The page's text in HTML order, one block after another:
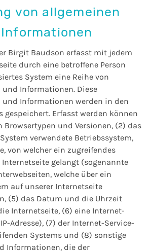
von allgemeinen
Birgit Baudson erfasst mit jedem
durch eine betroffene Person
System eine Reihe von
und Informationen. Diese
und Informationen werden in den
gespeichert. Erfasst werden können
Browsertypen und Versionen, (2) das
verwendete Betriebssystem,
von welcher ein zugreifendes
Internetseite gelangt (sogenannte
welche über ein
auf unserer Internetseite
(5) das Datum und die Uhrzeit
Internetseite, (6) eine Internet-
Adresse), (7) der Internet-Service-
Systems und (8) sonstige
Informationen, die der